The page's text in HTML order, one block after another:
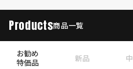
Products商品一覧
お勧め
特価品
新品